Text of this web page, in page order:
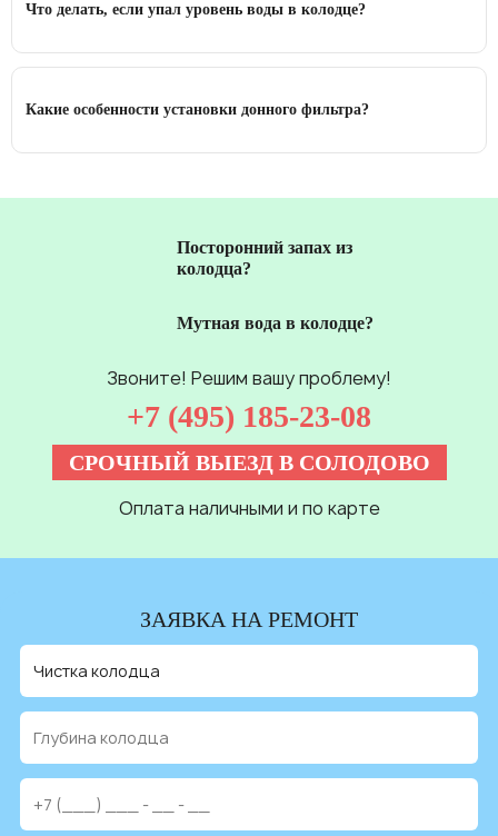
Что делать, если упал уровень воды в колодце?
Какие особенности установки донного фильтра?
Посторонний запах из
колодца?
Мутная вода в колодце?
Звоните! Решим вашу проблему!
+7 (495) 185-23-08
СРОЧНЫЙ ВЫЕЗД В СОЛОДОВО
Оплата наличными и по карте
ЗАЯВКА НА РЕМОНТ